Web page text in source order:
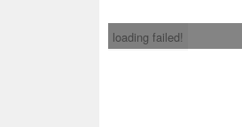
loading failed!